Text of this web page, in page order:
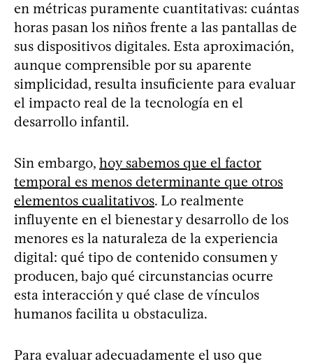
en métricas puramente cuantitativas: cuántas
horas pasan los niños frente a las pantallas de
sus dispositivos digitales. Esta aproximación,
aunque comprensible por su aparente
simplicidad, resulta insuficiente para evaluar
el impacto real de la tecnología en el
desarrollo infantil.
Sin embargo, hoy sabemos que el factor
temporal es menos determinante que otros
elementos cualitativos. Lo realmente
influyente en el bienestar y desarrollo de los
menores es la naturaleza de la experiencia
digital: qué tipo de contenido consumen y
producen, bajo qué circunstancias ocurre
esta interacción y qué clase de vínculos
humanos facilita u obstaculiza.
Para evaluar adecuadamente el uso que